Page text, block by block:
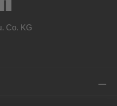
Co. KG